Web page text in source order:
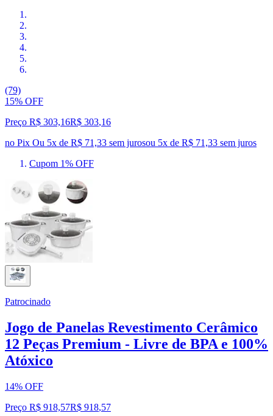
(79)
15% OFF
Preço R$ 303,16R$ 303,16
no Pix Ou 5x de R$ 71,33 sem jurosou 5x de R$ 71,33 sem juros
Cupom 1% OFF
Patrocinado
Jogo de Panelas Revestimento Cerâmico
12 Peças Premium - Livre de BPA e 100%
Atóxico
14% OFF
Preço R$ 918,57R$ 918,57